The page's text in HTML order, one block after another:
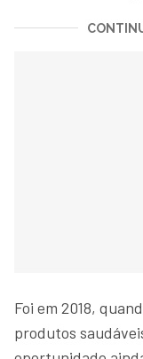
Foi em 2018,
produtos